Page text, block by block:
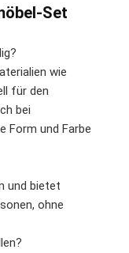
Set
wie
für den
bei
Form und Farbe
und bietet
ohne